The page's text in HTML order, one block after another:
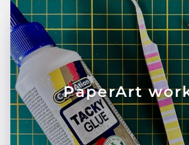
PaperArt